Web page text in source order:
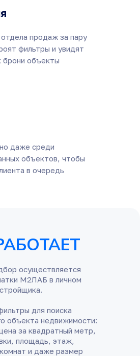
даже среди
объектов, чтобы
в очередь
продаж за пару
фильтры и увидят
брони объекты
осуществляется
М2ЛАБ в личном
для поиска
объекта недвижимости:
за квадратный метр,
площадь, этаж,
и даже размер